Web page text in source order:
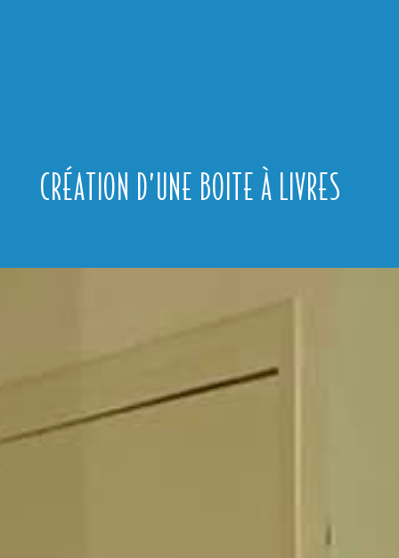
CRÉATION D’UNE BOITE À LIVRES